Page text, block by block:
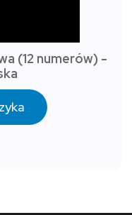
(12 numerów) -